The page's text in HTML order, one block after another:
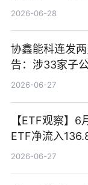
向拼服务
2026-06-28
协鑫能科连发
告：涉33家子
亿元产业基金设
2026-06-27
【ETF观察】
ETF净流入
2026-06-27